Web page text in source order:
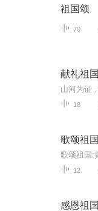
祖国颂
70
献礼祖国
18
歌颂祖国
12
感恩祖国